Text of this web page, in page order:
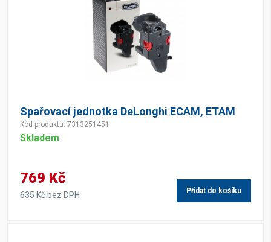
Spařovací jednotka DeLonghi ECAM, ETAM
Kód produktu: 7313251451
Skladem
769 Kč
635 Kč bez DPH Přidat do košíku